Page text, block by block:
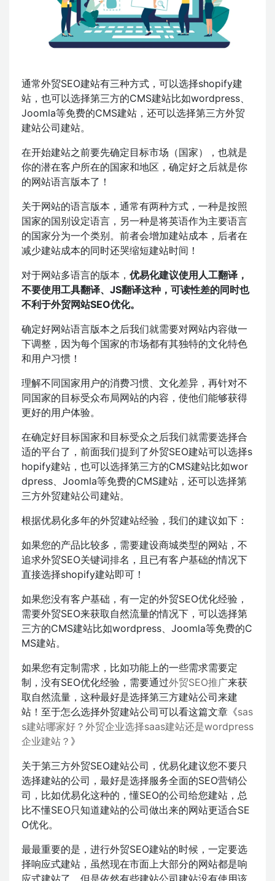
通常外贸SEO建站有三种方式，可以选择shopify建
站，也可以选择第三方的CMS建站比如wordpress、
Joomla等免费的CMS建站，还可以选择第三方外贸
建站公司建站。
在开始建站之前要先确定目标市场（国家），也就是
你的潜在客户所在的国家和地区，确定好之后就是你
的网站语言版本了！
关于网站的语言版本，通常有两种方式，一种是按照
国家的国别设定语言，另一种是将英语作为主要语言
的国家分为一个类别。前者会增加建站成本，后者在
减少建站成本的同时还哭缩短建站时间！
对于网站多语言的版本， 优易化建议使用人工翻译，
不要使用工具翻译、JS翻译这种，可读性差的同时也
不利于外贸网站SEO优化。
确定好网站语言版本之后我们就需要对网站内容做一
下调整，因为每个国家的市场都有其独特的文化特色
和用户习惯！
理解不同国家用户的消费习惯、文化差异，再针对不
同国家的目标受众布局网站的内容，使他们能够获得
更好的用户体验。
在确定好目标国家和目标受众之后我们就需要选择合
适的平台了，前面我们提到了外贸SEO建站可以选择s
hopify建站，也可以选择第三方的CMS建站比如wor
dpress、Joomla等免费的CMS建站，还可以选择第
三方外贸建站公司建站。
根据优易化多年的外贸建站经验，我们的建议如下：
如果您的产品比较多，需要建设商城类型的网站，不
追求外贸SEO关键词排名，且已有客户基础的情况下
直接选择shopify建站即可！
如果您没有客户基础，有一定的外贸SEO优化经验，
需要外贸SEO来获取自然流量的情况下，可以选择第
三方的CMS建站比如wordpress、Joomla等免费的C
MS建站。
如果您有定制需求，比如功能上的一些需求需要定
制，没有SEO优化经验，需要通过外贸SEO推广来获
取自然流量，这种最好是选择第三方建站公司来建
站！至于怎么选择外贸建站公司可以看这篇文章《sas
s建站哪家好？外贸企业选择saas建站还是wordpress
企业建站？ 》
关于第三方外贸SEO建站公司，优易化建议您不要只
选择建站的公司，最好是选择服务全面的SEO营销公
司，比如优易化这种的，懂SEO的公司给您建站，总
比不懂SEO只知道建站的公司做出来的网站更适合SE
O优化。
最最重要的是，进行外贸SEO建站的时候，一定要选
择响应式建站，虽然现在市面上大部分的网站都是响